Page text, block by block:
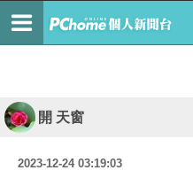
開 天窗
2023-12-24 03:19:03